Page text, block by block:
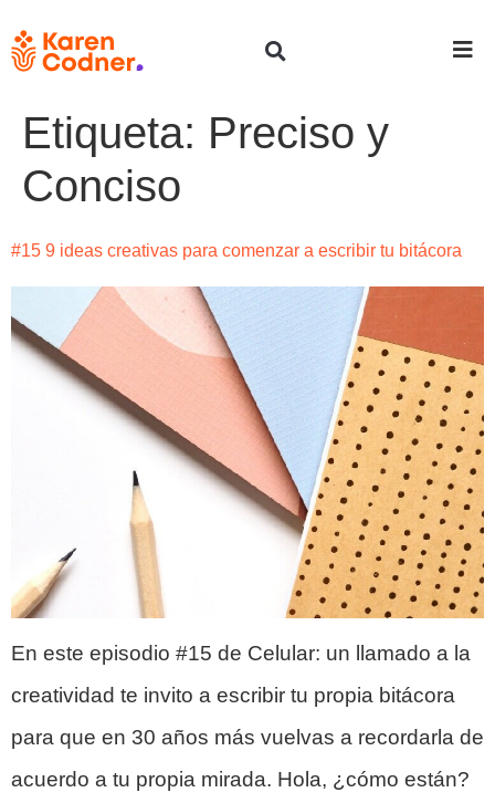
Etiqueta: Preciso y
Conciso
#15 9 ideas creativas para comenzar a escribir tu bitácora
En este episodio #15 de Celular: un llamado a la
creatividad te invito a escribir tu propia bitácora
para que en 30 años más vuelvas a recordarla de
acuerdo a tu propia mirada. Hola, ¿cómo están?